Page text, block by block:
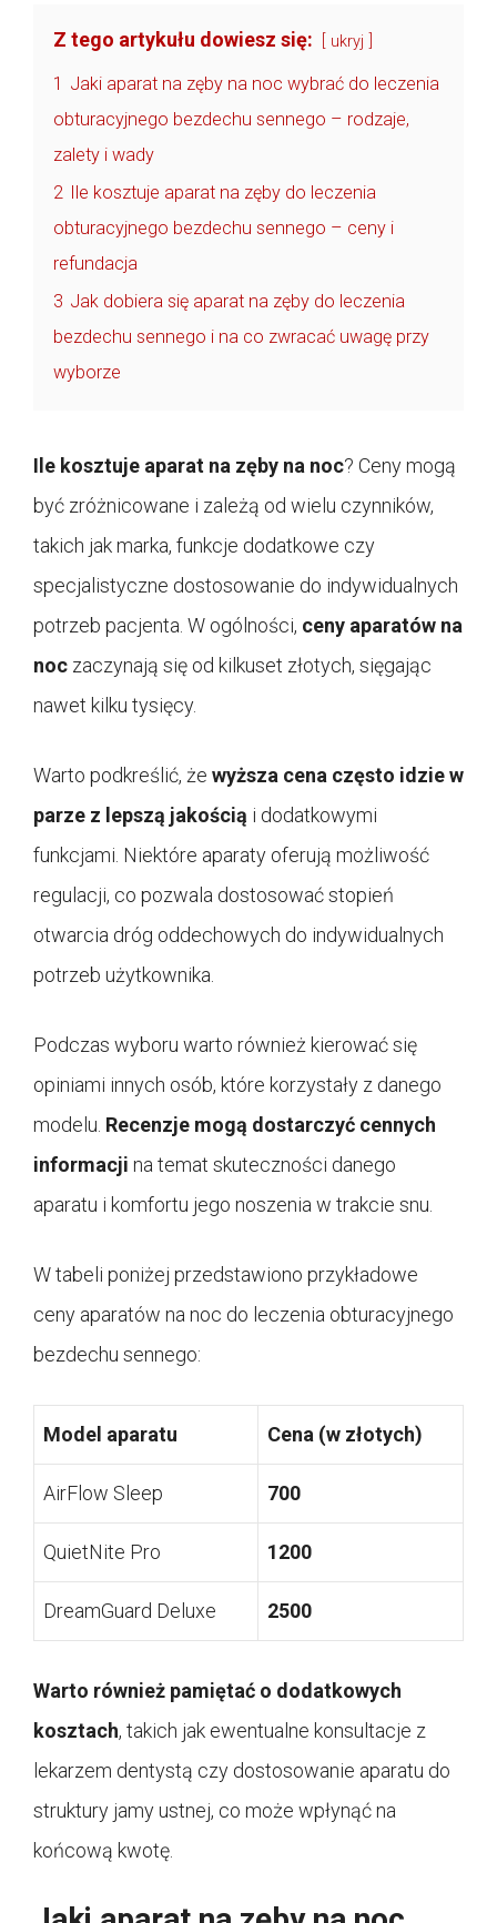
Z tego artykułu dowiesz się: ukryj
1 Jaki aparat na zęby na noc wybrać do leczenia
obturacyjnego bezdechu sennego – rodzaje,
zalety i wady
2 Ile kosztuje aparat na zęby do leczenia
obturacyjnego bezdechu sennego – ceny i
refundacja
3 Jak dobiera się aparat na zęby do leczenia
bezdechu sennego i na co zwracać uwagę przy
wyborze
Ile kosztuje aparat na zęby na noc? Ceny mogą
być zróżnicowane i zależą od wielu czynników,
takich jak marka, funkcje dodatkowe czy
specjalistyczne dostosowanie do indywidualnych
potrzeb pacjenta. W ogólności, ceny aparatów na
noc zaczynają się od kilkuset złotych, sięgając
nawet kilku tysięcy.
Warto podkreślić, że wyższa cena często idzie w
parze z lepszą jakością i dodatkowymi
funkcjami. Niektóre aparaty oferują możliwość
regulacji, co pozwala dostosować stopień
otwarcia dróg oddechowych do indywidualnych
potrzeb użytkownika.
Podczas wyboru warto również kierować się
opiniami innych osób, które korzystały z danego
modelu. Recenzje mogą dostarczyć cennych
informacji na temat skuteczności danego
aparatu i komfortu jego noszenia w trakcie snu.
W tabeli poniżej przedstawiono przykładowe
ceny aparatów na noc do leczenia obturacyjnego
bezdechu sennego:
Model aparatu Cena (w złotych)
AirFlow Sleep 700
QuietNite Pro 1200
DreamGuard Deluxe 2500
Warto również pamiętać o dodatkowych
kosztach, takich jak ewentualne konsultacje z
lekarzem dentystą czy dostosowanie aparatu do
struktury jamy ustnej, co może wpłynąć na
końcową kwotę.